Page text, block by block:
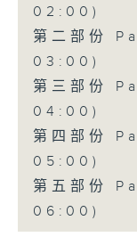
02:00)
第二部份
03:00)
第三部份
04:00)
第四部份
05:00)
第五部份
06:00)